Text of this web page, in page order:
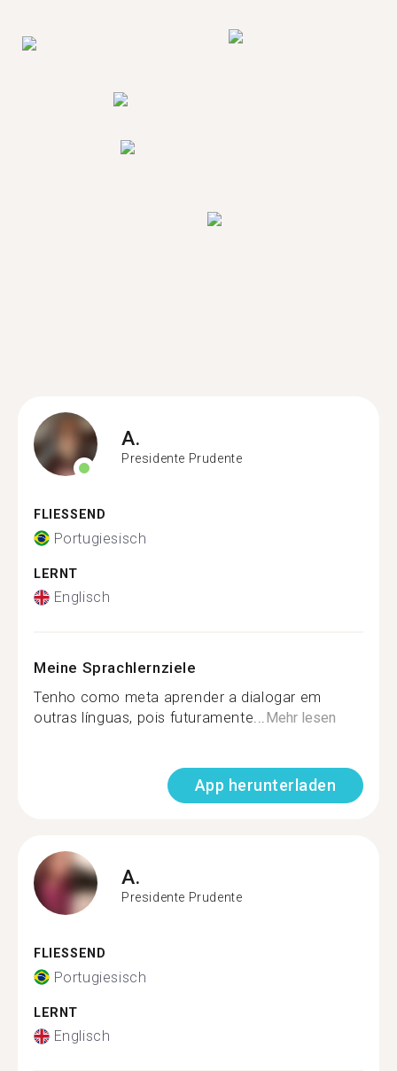
A.
Presidente Prudente
FLIESSEND
Portugiesisch
LERNT
Englisch
Meine Sprachlernziele
Tenho como meta aprender a dialogar em
outras línguas, pois futuramente...Mehr lesen
App herunterladen
A.
Presidente Prudente
FLIESSEND
Portugiesisch
LERNT
Englisch